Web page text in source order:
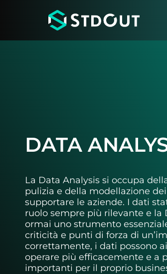
DATA
La Data Analysis si occupa
pulizia e della modellazione
supportare le aziende. I dati
ruolo sempre più rilevante e la
ormai uno strumento
criticità e punti di forza di
correttamente, i dati possono
operare più efficacemente e a
importanti per il proprio